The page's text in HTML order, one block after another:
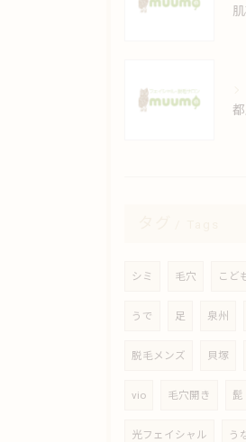
シミ 毛穴 こど
うで 足 泉州
脱毛メンズ 貝塚
vio 毛穴開き 髭
光フェイシャル う